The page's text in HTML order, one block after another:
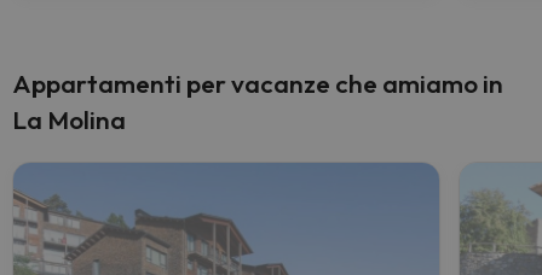
Appartamenti per vacanze che amiamo in
La Molina